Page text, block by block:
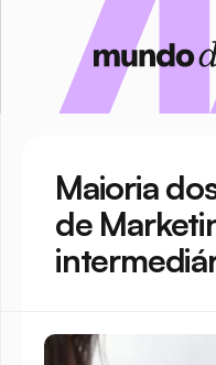
Maioria
de